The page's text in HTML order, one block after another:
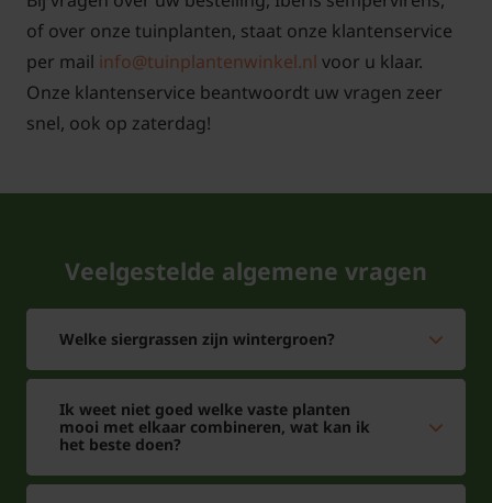
warm is al in april verschijnen. Snoei om verdere
groei te stimuleren de takken met uitgebloeide
bloempjes terug. De Scheefbloem zal dan een
nabloei kunnen geven en groeit dan ook weer uit
of over onze tuinplanten, staat onze klantenservice
per mail info@tuinplantenwinkel.nl voor u klaar.
Onze klantenservice beantwoordt uw vragen zeer
snel, ook op zaterdag!
Veelgestelde algemene vragen
Welke siergrassen zijn wintergroen?
Ik weet niet goed welke vaste planten
mooi met elkaar combineren, wat kan ik
het beste doen?